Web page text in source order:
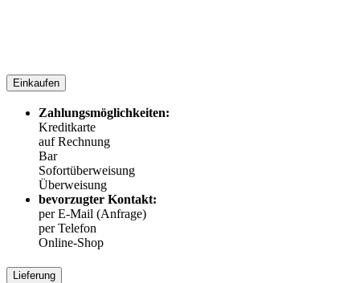
Einkaufen
Zahlungsmöglichkeiten:
Kreditkarte
auf Rechnung
Bar
Sofortüberweisung
Überweisung
bevorzugter Kontakt:
per E-Mail (Anfrage)
per Telefon
Online-Shop
Lieferung